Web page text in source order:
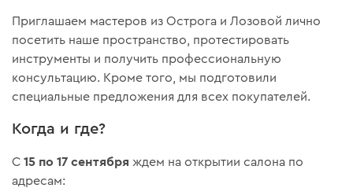
Приглашаем мастеров из Острога и Лозовой лично
посетить наше пространство, протестировать
инструменты и получить профессиональную
консультацию. Кроме того, мы подготовили
специальные предложения для всех покупателей.
Когда и где?
С15 по 17 сентября ждем на открытии салона по
адресам: